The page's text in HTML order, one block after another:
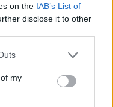
on the IAB’s List of
disclose it to other
my
Pusztai Liza,